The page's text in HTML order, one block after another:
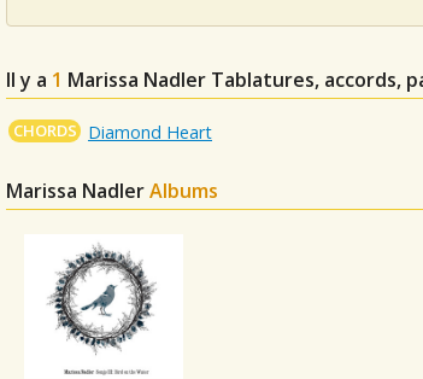
Il y a 1 Marissa Nadler Tablatures, accords,
CHORDS Diamond Heart
Marissa NadlerAlbums